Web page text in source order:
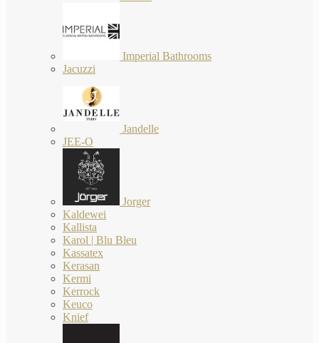
Imperial Bathrooms
Jacuzzi
Jandelle
JEE-O
Jorger
Kaldewei
Kallista
Karol | Blu Bleu
Kassatex
Kerasan
Kermi
Kerrock
Keuco
Knief